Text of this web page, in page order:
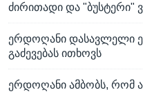
ძირითადი და "ბუსტერი"
ერდოღანი დასავლელი
გაძევებას ითხოვს
ერდოღანი ამბობს, რომ